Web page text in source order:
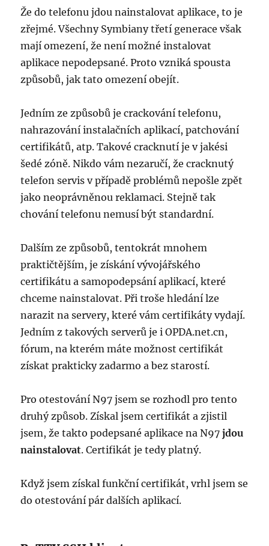
Že do telefonu jdou nainstalovat aplikace, to je
zřejmé. Všechny Symbiany třetí generace však
mají omezení, že není možné instalovat
aplikace nepodepsané. Proto vzniká spousta
způsobů, jak tato omezení obejít.
Jedním ze způsobů je crackování telefonu,
nahrazování instalačních aplikací, patchování
certifikátů, atp. Takové cracknutí je v jakési
šedé zóně. Nikdo vám nezaručí, že cracknutý
telefon servis v případě problémů nepošle zpět
jako neoprávněnou reklamaci. Stejně tak
chování telefonu nemusí být standardní.
Dalším ze způsobů, tentokrát mnohem
praktičtějším, je získání vývojářského
certifikátu a samopodepsání aplikací, které
chceme nainstalovat. Při troše hledání lze
narazit na servery, které vám certifikáty vydají.
Jedním z takových serverů je i OPDA.net.cn,
fórum, na kterém máte možnost certifikát
získat prakticky zadarmo a bez starostí.
Pro otestování N97 jsem se rozhodl pro tento
druhý způsob. Získal jsem certifikát a zjistil
jsem, že takto podepsané aplikace na N97jdou
nainstalovat. Certifikát je tedy platný.
Když jsem získal funkční certifikát, vrhl jsem se
do otestování pár dalších aplikací.